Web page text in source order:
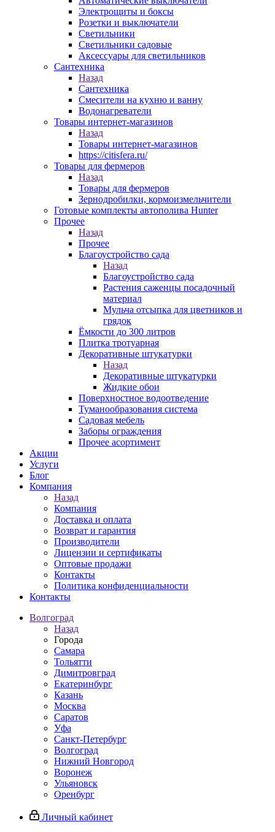
Электрощиты и боксы
Розетки и выключатели
Светильники
Светильники садовые
Аксессуары для светильников
Сантехника
Назад
Сантехника
Смесители на кухню и ванну
Водонагреватели
Товары интернет-магазинов
Назад
Товары интернет-магазинов
https://citisfera.ru/
Товары для фермеров
Назад
Товары для фермеров
Зернодробилки, кормоизмельчители
Готовые комплекты автополива Hunter
Прочее
Назад
Прочее
Благоустройство сада
Назад
Благоустройство сада
Растения саженцы посадочный
материал
Мульча отсыпка для цветников и
грядок
Ёмкости до 300 литров
Плитка тротуарная
Декоративные штукатурки
Назад
Декоративные штукатурки
Жидкие обои
Поверхностное водоотведение
Туманообразования система
Садовая мебель
Заборы ограждения
Прочее асортимент
Акции
Услуги
Блог
Компания
Назад
Компания
Доставка и оплата
Возврат и гарантия
Производители
Лицензии и сертификаты
Оптовые продажи
Контакты
Политика конфиденциальности
Контакты
Волгоград
Назад
Города
Самара
Тольятти
Димитровград
Екатеринбург
Казань
Москва
Саратов
Уфа
Санкт-Петербург
Волгоград
Нижний Новгород
Воронеж
Ульяновск
Оренбург
Личный кабинет